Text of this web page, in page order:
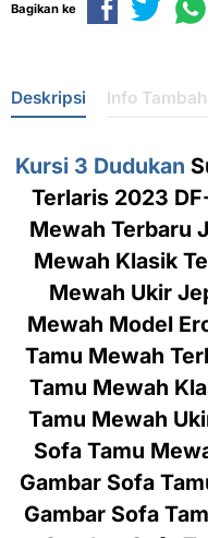
Bagikan ke
Deskripsi Info
Kursi 3 Dudukan
Terlaris 2023
Mewah Terbaru
Mewah Klasik
Mewah Ukir
Mewah Model
Tamu Mewah
Tamu Mewah
Tamu Mewah
Sofa Tamu
Gambar Sofa
Gambar Sofa